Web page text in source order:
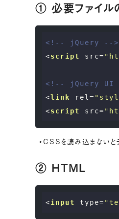
① 必要ファイル
<!-- jQuery -->
<script src=
<!-- jQuery UI
<link rel =
<script src=
→CSSを読み込まないと
② HTML
<input type=